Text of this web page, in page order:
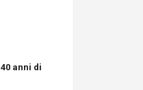
40 anni di